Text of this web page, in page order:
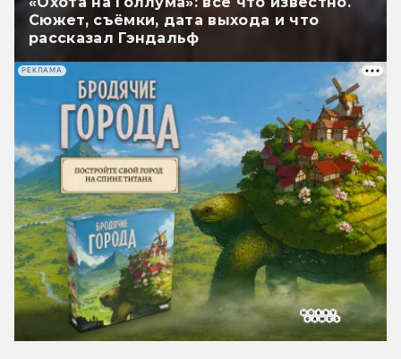
Сюжет, съёмки, дата выхода и что
рассказал Гэндальф
РЕКЛАМА